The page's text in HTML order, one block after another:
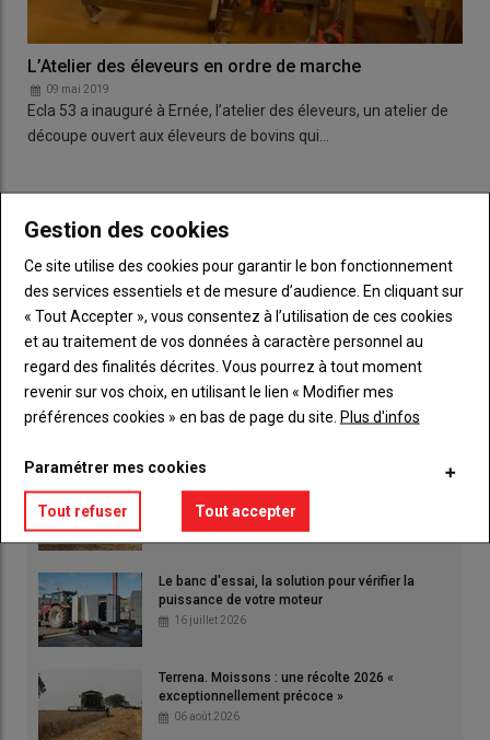
L’Atelier des éleveurs en ordre de marche
09 mai 2019
Ecla 53 a inauguré à Ernée, l’atelier des éleveurs, un atelier de
découpe ouvert aux éleveurs de bovins qui…
LES PLUS LUS
L'élite du tracto-cross s'invite à Terre en Fête
Bienvenue à la Ferme : la chèvrerie de la
Colmont est labellisée
faut venir les deux jours »
Le banc d'essai, la solution pour vérifier la
puissance de votre moteur
16 juillet 2026
Terrena. Moissons : une récolte 2026 «
exceptionnellement précoce »
06 août 2026
Gestion des cookies
Ce site utilise des cookies pour garantir le bon fonctionnement
des services essentiels et de mesure d’audience. En cliquant sur
« Tout Accepter », vous consentez à l’utilisation de ces cookies
et au traitement de vos données à caractère personnel au
regard des finalités décrites. Vous pourrez à tout moment
revenir sur vos choix, en utilisant le lien « Modifier mes
préférences cookies » en bas de page du site. Plus d'infos
Paramétrer mes cookies
Tout refuser Tout accepter